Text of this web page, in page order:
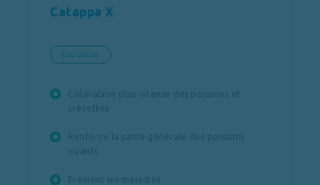
Catappa X
Eau douce
Coloration plus intense des poissons et
crevettes
Renforce la santé générale des poissons
vivants
Prévient les maladies